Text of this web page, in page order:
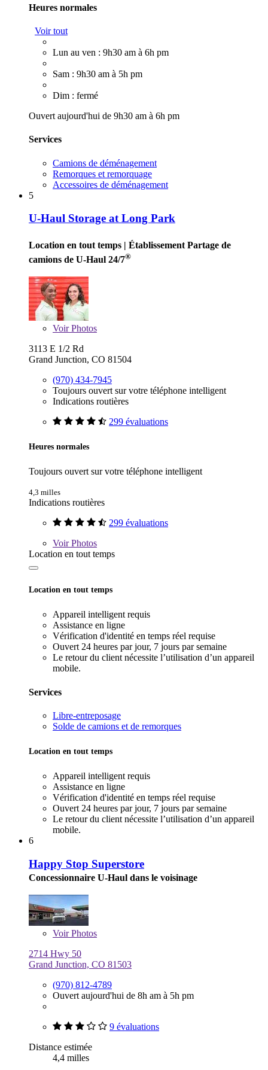
Heures normales
Voir tout
Lun au ven : 9h30 am à 6h pm
Sam : 9h30 am à 5h pm
Dim : fermé
Ouvert aujourd'hui de 9h30 am à 6h pm
Services
Camions de déménagement
Remorques et remorquage
Accessoires de déménagement
5
U-Haul Storage at Long Park
Location en tout temps | Établissement Partage de
camions de U-Haul 24/7®
VoirPhotos
3113 E 1/2 Rd
Grand Junction, CO 81504
(970) 434-7945
Toujours ouvert sur votre téléphone intelligent
Indications routières
299 évaluations
Heures normales
Toujours ouvert sur votre téléphone intelligent
4,3 milles
Indications routières
299 évaluations
VoirPhotos
Location en tout temps
Location en tout temps
Appareil intelligent requis
Assistance en ligne
Vérification d'identité en temps réel requise
Ouvert 24 heures par jour, 7 jours par semaine
Le retour du client nécessite l’utilisation d’un appareil
mobile.
Services
Libre-entreposage
Solde de camions et de remorques
Location en tout temps
Appareil intelligent requis
Assistance en ligne
Vérification d'identité en temps réel requise
Ouvert 24 heures par jour, 7 jours par semaine
Le retour du client nécessite l’utilisation d’un appareil
mobile.
6
Happy Stop Superstore
Concessionnaire U-Haul dans le voisinage
VoirPhotos
2714 Hwy 50
Grand Junction, CO 81503
(970) 812-4789
Ouvert aujourd'hui de 8h am à 5h pm
9 évaluations
Distance estimée
4,4 milles